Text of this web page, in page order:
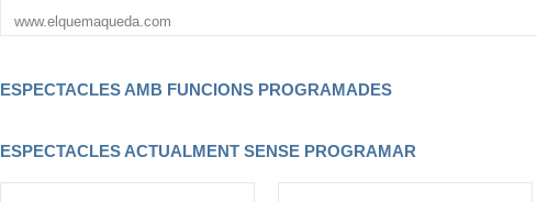
www.elquemaqueda.com
ESPECTACLES AMB FUNCIONS PROGRAMADES
ESPECTACLES ACTUALMENT SENSE PROGRAMAR